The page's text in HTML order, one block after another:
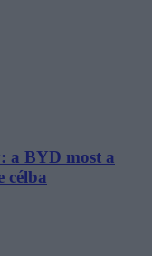
a BYD most a
célba